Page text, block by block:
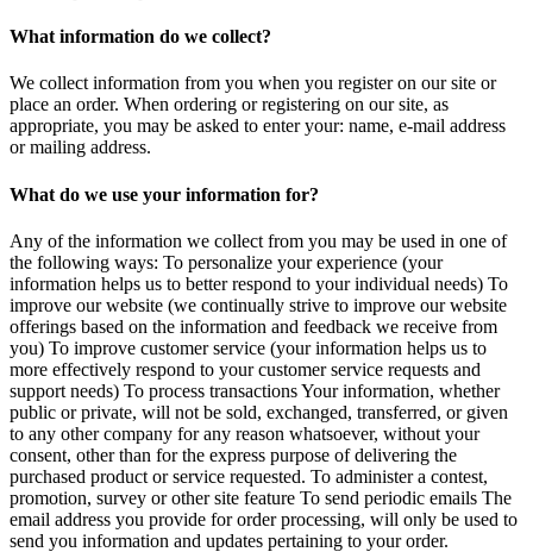
What information do we collect?
We collect information from you when you register on our site or
place an order. When ordering or registering on our site, as
appropriate, you may be asked to enter your: name, e-mail address
or mailing address.
What do we use your information for?
Any of the information we collect from you may be used in one of
the following ways: To personalize your experience (your
information helps us to better respond to your individual needs) To
improve our website (we continually strive to improve our website
offerings based on the information and feedback we receive from
you) To improve customer service (your information helps us to
more effectively respond to your customer service requests and
support needs) To process transactions Your information, whether
public or private, will not be sold, exchanged, transferred, or given
to any other company for any reason whatsoever, without your
consent, other than for the express purpose of delivering the
purchased product or service requested. To administer a contest,
promotion, survey or other site feature To send periodic emails The
email address you provide for order processing, will only be used to
send you information and updates pertaining to your order.